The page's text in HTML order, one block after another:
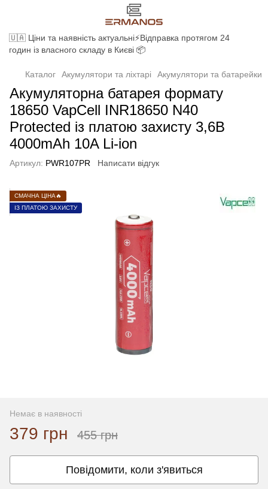
🇺🇦 Ціни та наявність актуальні⚡Відправка протягом 24
годин із власного складу в Києві 📦
Каталог Акумулятори та ліхтарі Акумулятори та батарейки
Акумуляторна батарея формату
18650 VapCell INR18650 N40
Protected із платою захисту 3,6В
4000mAh 10A Li-ion
Артикул: PWR107PR Написати відгук
СМАЧНА ЦІНА🔥
ІЗ ПЛАТОЮ ЗАХИСТУ
Немає в наявності
379 грн 455 грн
Повідомити, коли з'явиться